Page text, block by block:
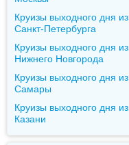
Круизы выходного дня из
Санкт-Петербурга
Круизы выходного дня из
Нижнего Новгорода
Круизы выходного дня из
Самары
Круизы выходного дня из
Казани